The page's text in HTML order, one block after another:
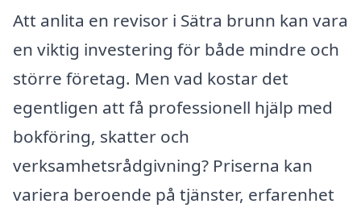
Att anlita en revisor i Sätra brunn kan vara
en viktig investering för både mindre och
större företag. Men vad kostar det
egentligen att få professionell hjälp med
bokföring, skatter och
verksamhetsrådgivning? Priserna kan
variera beroende på tjänster, erfarenhet